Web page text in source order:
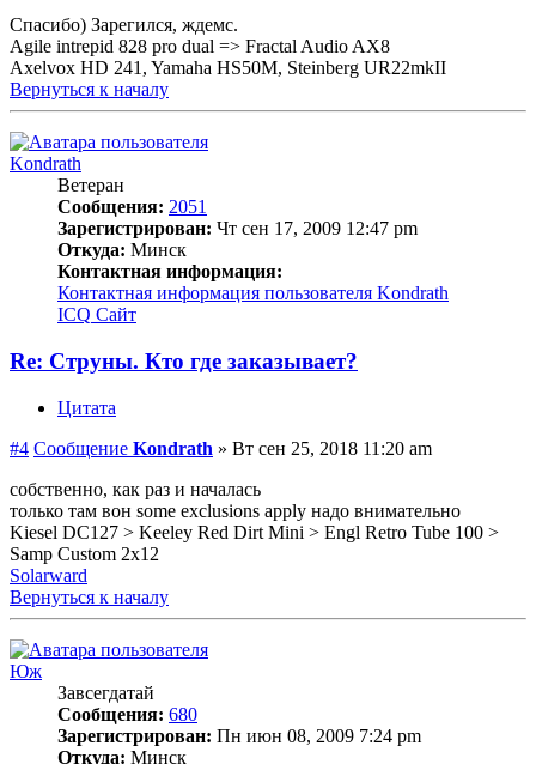
Спасибо) Зарегился, ждемс.
Agile intrepid 828 pro dual => Fractal Audio AX8
Axelvox HD 241, Yamaha HS50M, Steinberg UR22mkII
Вернуться к началу
Kondrath
Ветеран
Сообщения: 2051
Зарегистрирован: Чт сен 17, 2009 12:47 pm
Откуда: Минск
Контактная информация:
Контактная информация пользователя Kondrath
ICQ Сайт
Re: Струны. Кто где заказывает?
Цитата
#4 Сообщение Kondrath » Вт сен 25, 2018 11:20 am
собственно, как раз и началась
только там вон some exclusions apply надо внимательно
Kiesel DC127 > Keeley Red Dirt Mini > Engl Retro Tube 100 >
Samp Custom 2x12
Solarward
Вернуться к началу
Юж
Завсегдатай
Сообщения: 680
Зарегистрирован: Пн июн 08, 2009 7:24 pm
Откуда: Минск